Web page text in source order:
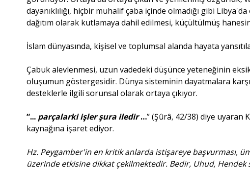
dayanıklılığı, hiçbir muhalif çaba içinde olmadığı gibi
dağıtım olarak kutlamaya dahil edilmesi, küçültülmüş
İslam dünyasında, kişisel ve toplumsal alanda hayata
Çabuk alevlenmesi, uzun vadedeki düşünce yeteneğinin
oluşumun göstergesidir. Dünya sisteminin dayatmalara
desteklerle ilgili sorunsal olarak ortaya çıkıyor.
“... parçalarki işler şura iledir…” (Şûrâ, 42/38) diye
kaynağına işaret ediyor.
Hz. Peygamber'in en kritik anlarda istişareye başvurması,
üzerinde etkisine dikkat çekilmektedir. Bedir, Uhud, Hendek